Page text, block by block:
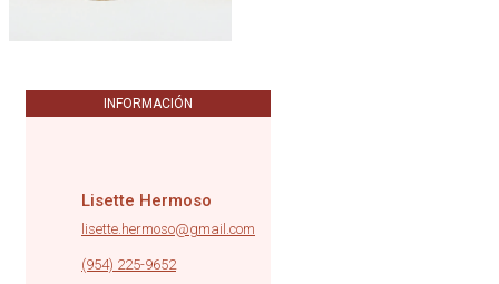
INFORMACIÓN
Lisette Hermoso
lisette.hermoso@gmail.com
(954) 225-9652